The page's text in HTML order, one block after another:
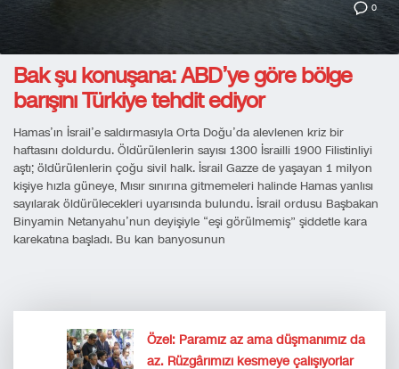
0
Bak şu konuşana: ABD’ye göre bölge
barışını Türkiye tehdit ediyor
Hamas’ın İsrail’e saldırmasıyla Orta Doğu’da alevlenen kriz bir
haftasını doldurdu. Öldürülenlerin sayısı 1300 İsrailli 1900 Filistinliyi
aştı; öldürülenlerin çoğu sivil halk. İsrail Gazze de yaşayan 1 milyon
kişiye hızla güneye, Mısır sınırına gitmemeleri halinde Hamas yanlısı
sayılarak öldürülecekleri uyarısında bulundu. İsrail ordusu Başbakan
Binyamin Netanyahu’nun deyişiyle “eşi görülmemiş” şiddetle kara
karekatına başladı. Bu kan banyosunun
Özel: Paramız az ama düşmanımız da
az. Rüzgârımızı kesmeye çalışıyorlar